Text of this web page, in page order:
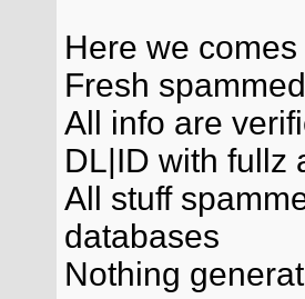
Here we
Fresh
All info are
DL|ID with fullz
All stuff
databases
Nothing